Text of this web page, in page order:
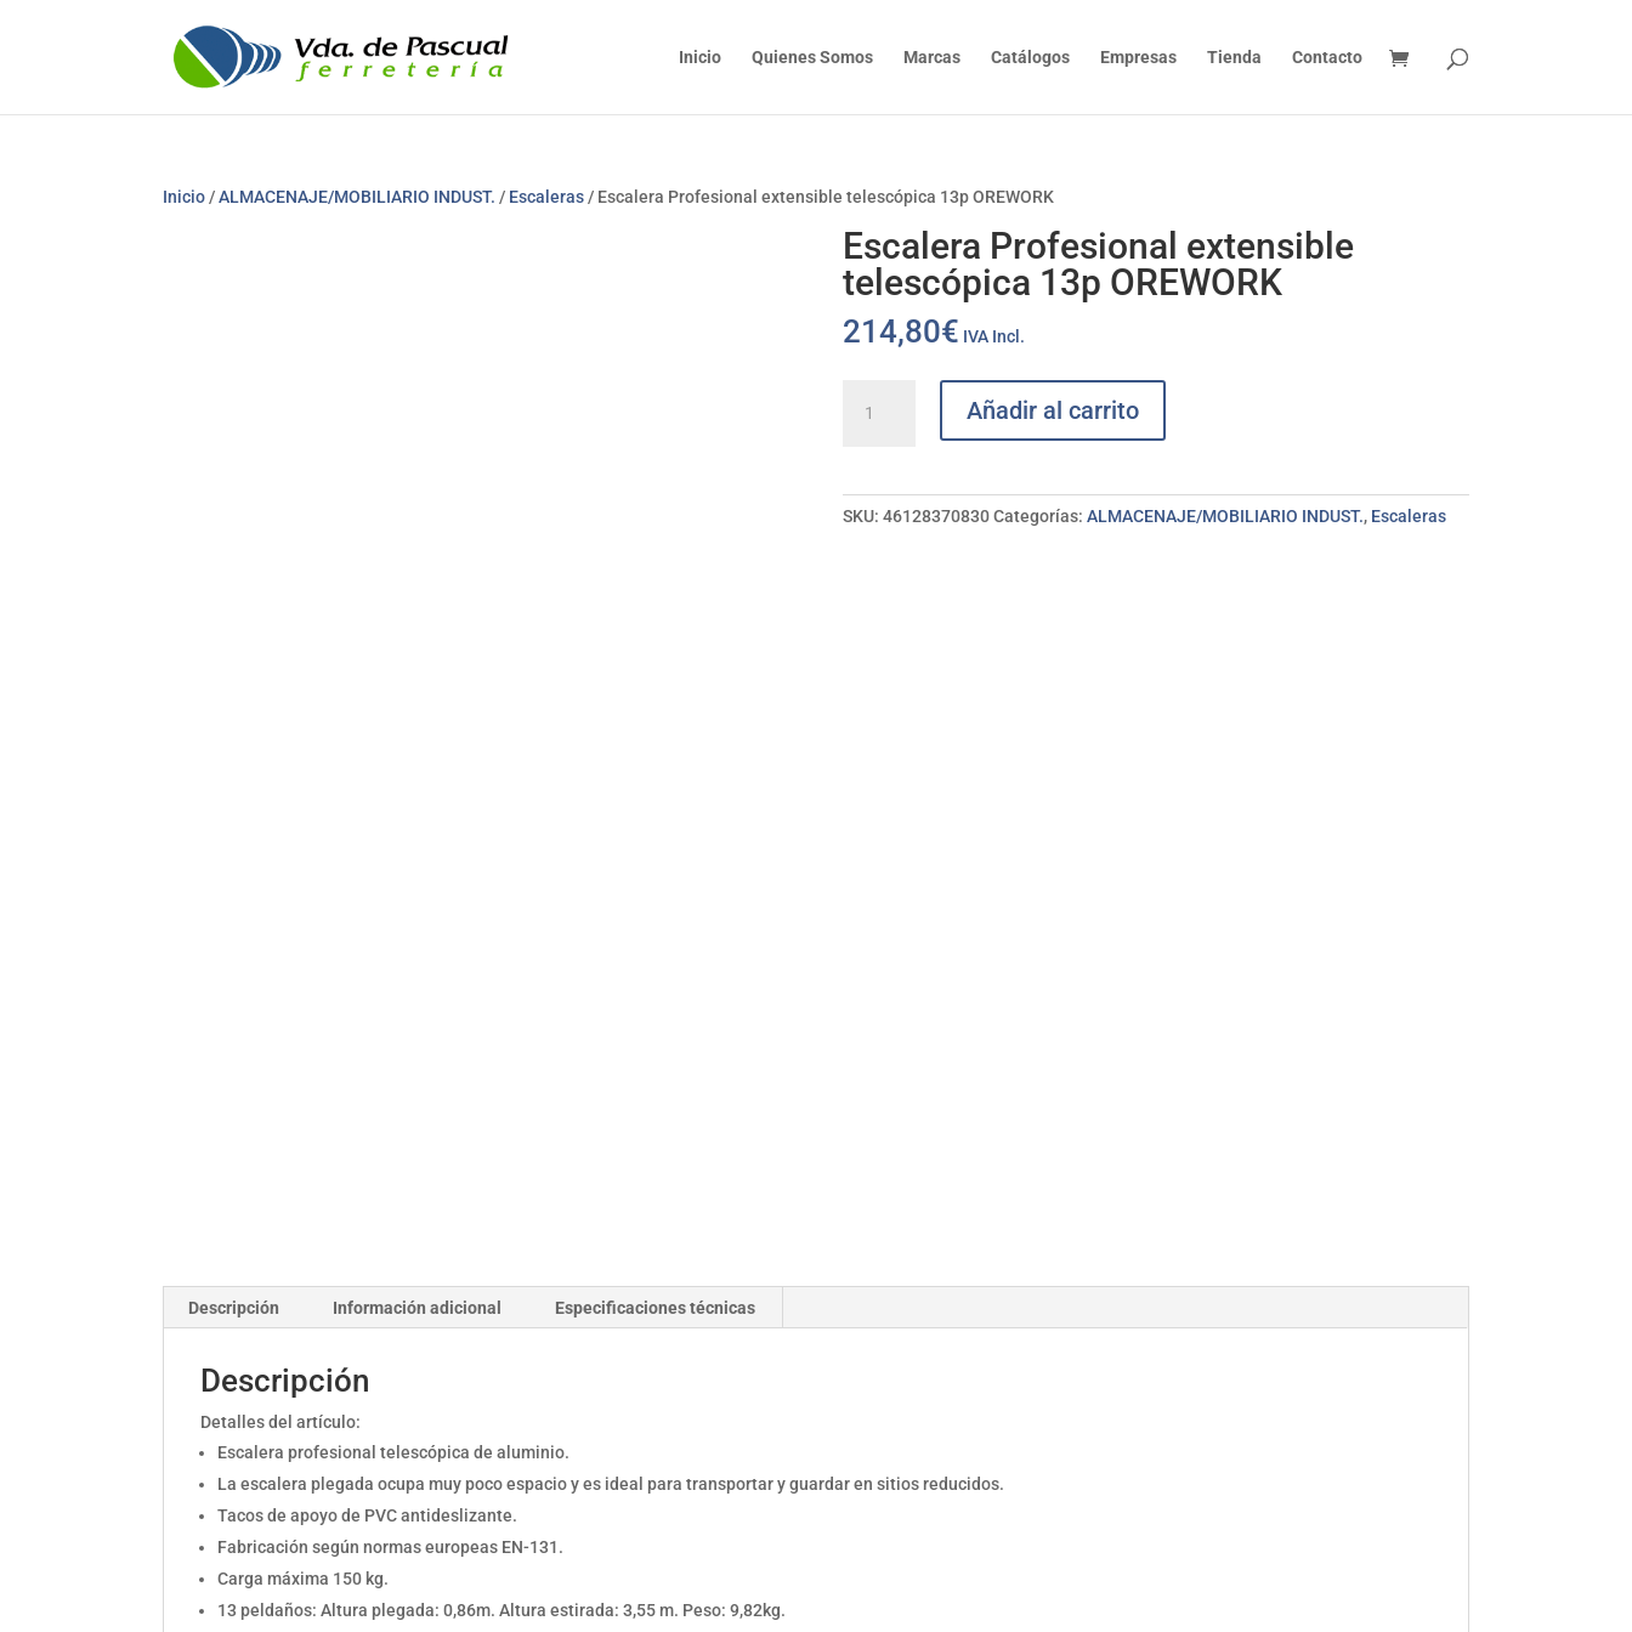
Inicio Quienes Somos Marcas Catálogos Empresas Tienda Contacto
Inicio /ALMACENAJE/MOBILIARIO INDUST. / Escaleras / Escalera Profesional extensible telescópica 13p OREWORK
Escalera Profesional extensible
telescópica 13p OREWORK
214,80€ IVA Incl.
Profesional
Añadir al carrito
SKU: 46128370830 Categorías: ALMACENAJE/MOBILIARIO INDUST., Escaleras
Descripción Información adicional Especificaciones técnicas
Descripción
Detalles del artículo:
Escalera profesional telescópica de aluminio.
La escalera plegada ocupa muy poco espacio y es ideal para transportar y guardar en sitios reducidos.
Tacos de apoyo de PVC antideslizante.
Fabricación según normas europeas EN-131.
Carga máxima 150 kg.
13 peldaños: Altura plegada: 0,86m. Altura estirada: 3,55 m. Peso: 9,82kg.